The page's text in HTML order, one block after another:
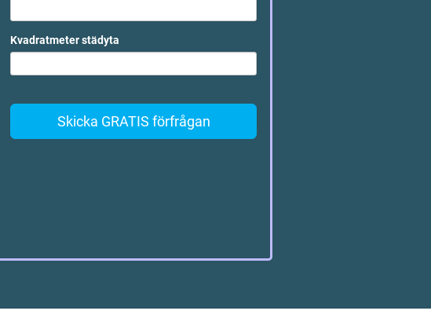
Kvadratmeter städyta
Skicka GRATIS förfrågan